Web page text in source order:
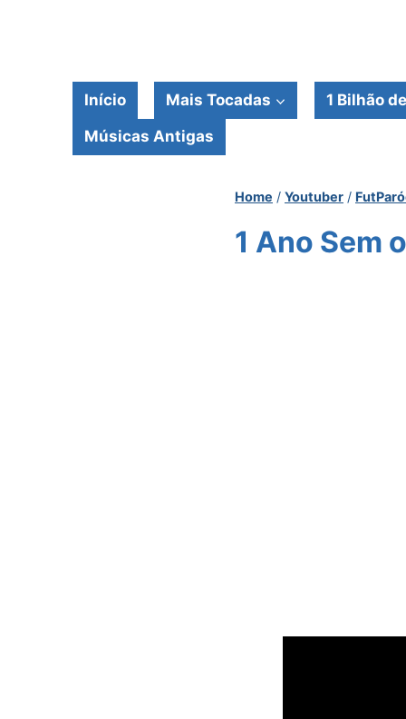
Conteúdo
Início Mais Tocadas 1 Bilhão
Músicas Antigas
Home / Youtuber /
1 Ano Sem